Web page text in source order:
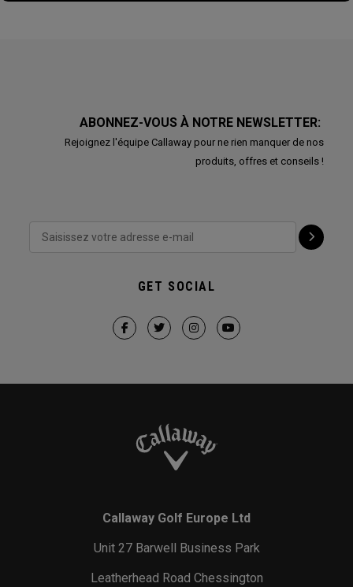
ABONNEZ-VOUS À NOTRE NEWSLETTER:
Rejoignez l'équipe Callaway pour ne rien manquer de nos
produits, offres et conseils !
GET SOCIAL
Callaway Golf Europe Ltd
Unit 27 Barwell Business Park
Leatherhead Road Chessington